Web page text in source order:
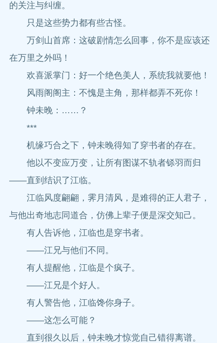
的关注与纠缠。
只是这些势力都有些古怪。
万剑山首席：这破剧情怎么回事，你不是应该还
在万里之外吗！
欢喜派掌门：好一个绝色美人，系统我就要他！
风雨阁阁主：不愧是主角，那样都弄不死你！
钟未晚：……？
***
机缘巧合之下，钟未晚得知了穿书者的存在。
他以不变应万变，让所有图谋不轨者铩羽而归
——直到结识了江临。
江临风度翩翩，霁月清风，是难得的正人君子，
与他出奇地志同道合，仿佛上辈子便是深交知己。
有人告诉他，江临也是穿书者。
——江兄与他们不同。
有人提醒他，江临是个疯子。
——江兄是个好人。
有人警告他，江临馋你身子。
——这怎么可能？
直到很久以后，钟未晚才惊觉自己错得离谱。